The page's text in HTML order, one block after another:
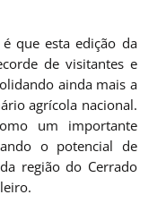
que esta edição da
de visitantes e
ainda mais a
agrícola nacional.
um importante
o potencial de
região do Cerrado